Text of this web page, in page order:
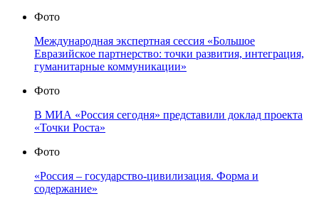
Фото
Международная экспертная сессия «Большое
Евразийское партнерство: точки развития, интеграция,
гуманитарные коммуникации»
Фото
В МИА «Россия сегодня» представили доклад проекта
«Точки Роста»
Фото
«Россия – государство-цивилизация. Форма и
содержание»